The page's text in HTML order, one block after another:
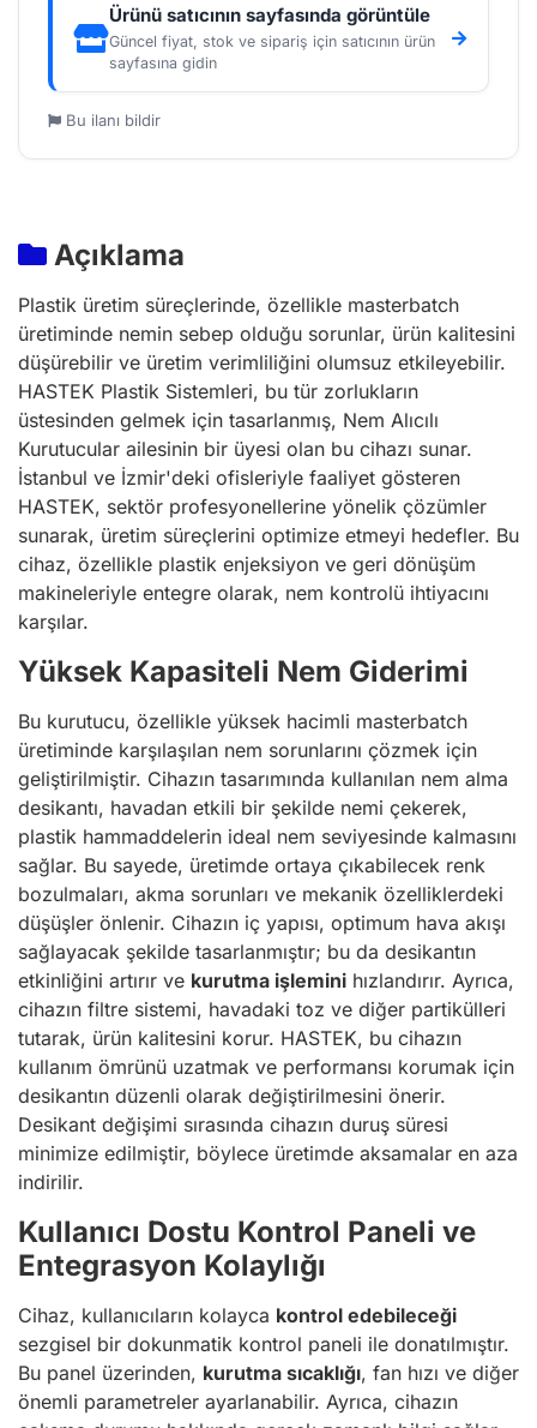
Ürünü satıcının sayfasında görüntüle
Güncel fiyat, stok ve sipariş için satıcının ürün
sayfasına gidin
Bu ilanı bildir
Açıklama
Plastik üretim süreçlerinde, özellikle masterbatch
üretiminde nemin sebep olduğu sorunlar, ürün kalitesini
düşürebilir ve üretim verimliliğini olumsuz etkileyebilir.
HASTEK Plastik Sistemleri, bu tür zorlukların
üstesinden gelmek için tasarlanmış, Nem Alıcılı
Kurutucular ailesinin bir üyesi olan bu cihazı sunar.
İstanbul ve İzmir'deki ofisleriyle faaliyet gösteren
HASTEK, sektör profesyonellerine yönelik çözümler
sunarak, üretim süreçlerini optimize etmeyi hedefler. Bu
cihaz, özellikle plastik enjeksiyon ve geri dönüşüm
makineleriyle entegre olarak, nem kontrolü ihtiyacını
karşılar.
Yüksek Kapasiteli Nem Giderimi
Bu kurutucu, özellikle yüksek hacimli masterbatch
üretiminde karşılaşılan nem sorunlarını çözmek için
geliştirilmiştir. Cihazın tasarımında kullanılan nem alma
desikantı, havadan etkili bir şekilde nemi çekerek,
plastik hammaddelerin ideal nem seviyesinde kalmasını
sağlar. Bu sayede, üretimde ortaya çıkabilecek renk
bozulmaları, akma sorunları ve mekanik özelliklerdeki
düşüşler önlenir. Cihazın iç yapısı, optimum hava akışı
sağlayacak şekilde tasarlanmıştır; bu da desikantın
etkinliğini artırır ve kurutma işlemini hızlandırır. Ayrıca,
cihazın filtre sistemi, havadaki toz ve diğer partikülleri
tutarak, ürün kalitesini korur. HASTEK, bu cihazın
kullanım ömrünü uzatmak ve performansı korumak için
desikantın düzenli olarak değiştirilmesini önerir.
Desikant değişimi sırasında cihazın duruş süresi
minimize edilmiştir, böylece üretimde aksamalar en aza
indirilir.
Kullanıcı Dostu Kontrol Paneli ve
Entegrasyon Kolaylığı
Cihaz, kullanıcıların kolayca kontrol edebileceği
sezgisel bir dokunmatik kontrol paneli ile donatılmıştır.
Bu panel üzerinden, kurutma sıcaklığı, fan hızı ve diğer
önemli parametreler ayarlanabilir. Ayrıca, cihazın